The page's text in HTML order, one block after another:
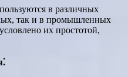
в различных
так и в промышленных
их простотой,